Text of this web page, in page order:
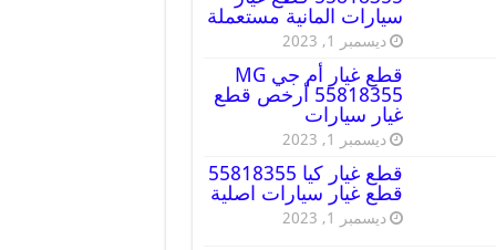
سيارات المانية مستعملة
ديسمبر 1, 2023
قطع غيار أم جي MG
55818355 أرخص قطع
غيار سيارات
ديسمبر 1, 2023
قطع غيار كيا 55818355
قطع غيار سيارات اصلية
ديسمبر 1, 2023